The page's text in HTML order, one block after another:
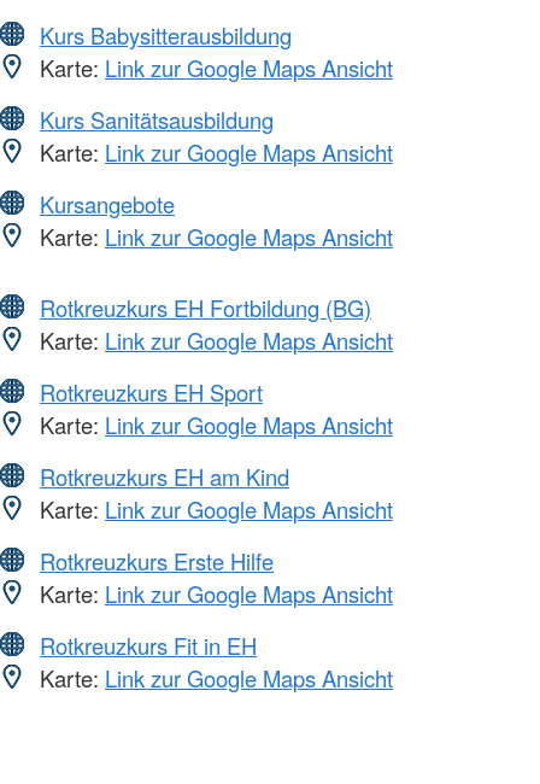
Kurs Babysitterausbildung
Karte: Link zur Google Maps Ansicht
Kurs Sanitätsausbildung
Karte: Link zur Google Maps Ansicht
Kursangebote
Karte: Link zur Google Maps Ansicht
Rotkreuzkurs EH Fortbildung (BG)
Karte: Link zur Google Maps Ansicht
Rotkreuzkurs EH Sport
Karte: Link zur Google Maps Ansicht
Rotkreuzkurs EH am Kind
Karte: Link zur Google Maps Ansicht
Rotkreuzkurs Erste Hilfe
Karte: Link zur Google Maps Ansicht
Rotkreuzkurs Fit in EH
Karte: Link zur Google Maps Ansicht